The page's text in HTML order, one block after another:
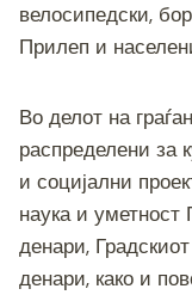
велосипедски,
Прилеп и
Во делот на
распределени за
и социјални
наука и уметност
денари,
денари, како и